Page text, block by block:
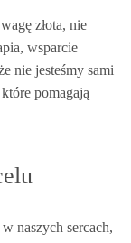
złota, nie
wsparcie
nie jesteśmy sami
pomagają
naszych sercach,